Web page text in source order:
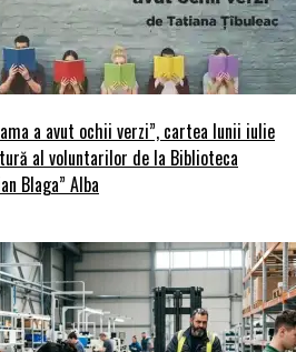
a avut ochii verzi”, cartea lunii iulie
al voluntarilor de la Biblioteca
Blaga” Alba